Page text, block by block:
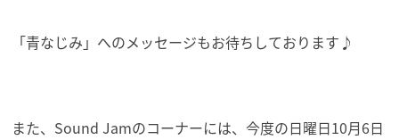
「青なじみ」へのメッセージもお待ちしております♪
また、Sound Jamのコーナーには、今度の日曜日10月6日